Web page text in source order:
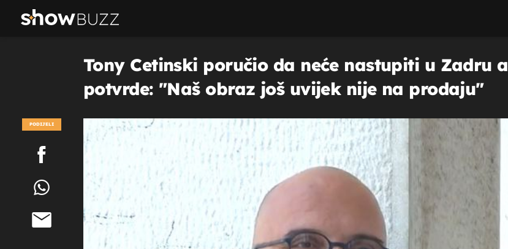
Tony Cetinski poručio da neće nastupiti u Zadru
potvrde: "Naš obraz još uvijek nije na prodaju"
PODIJELI
POGLEDAJ